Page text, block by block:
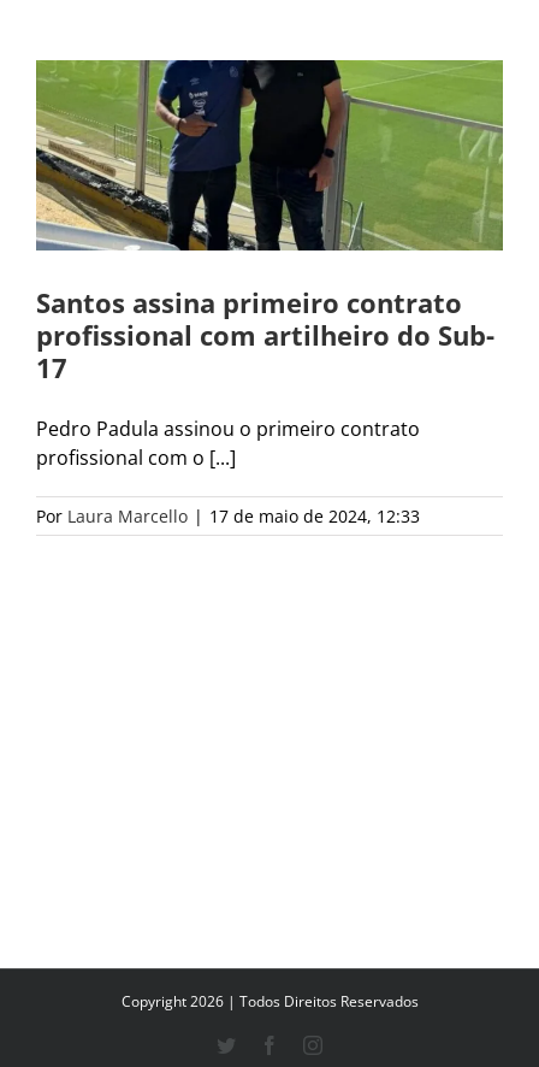
Santos assina primeiro contrato
profissional com artilheiro do Sub-
17
Pedro Padula assinou o primeiro contrato
profissional com o [...]
Por Laura Marcello | 17 de maio de 2024, 12:33
Copyright 2026 | Todos Direitos Reservados
Twitter FacebookInstagram